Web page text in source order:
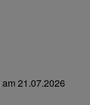
21.07.2026